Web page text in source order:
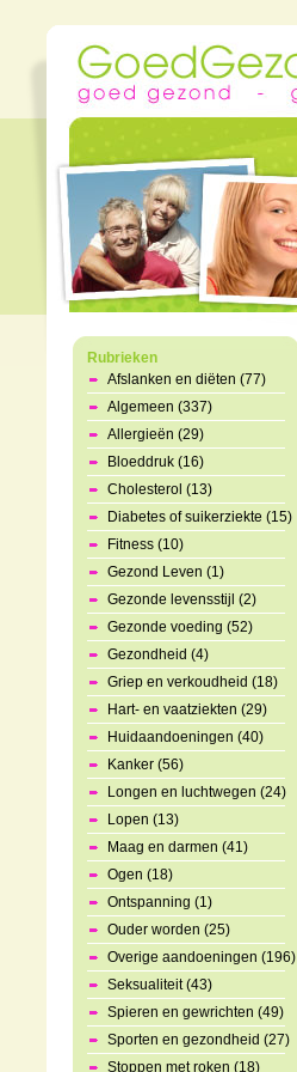
Rubrieken
Afslanken en diëten (77)
Algemeen (337)
Allergieën (29)
Bloeddruk (16)
Cholesterol (13)
Diabetes of suikerziekte (15)
Fitness (10)
Gezond Leven (1)
Gezonde levensstijl (2)
Gezonde voeding (52)
Gezondheid (4)
Griep en verkoudheid (18)
Hart- en vaatziekten (29)
Huidaandoeningen (40)
Kanker (56)
Longen en luchtwegen (24)
Lopen (13)
Maag en darmen (41)
Ogen (18)
Ontspanning (1)
Ouder worden (25)
Overige aandoeningen (196)
Seksualiteit (43)
Spieren en gewrichten (49)
Sporten en gezondheid (27)
Stoppen met roken (18)